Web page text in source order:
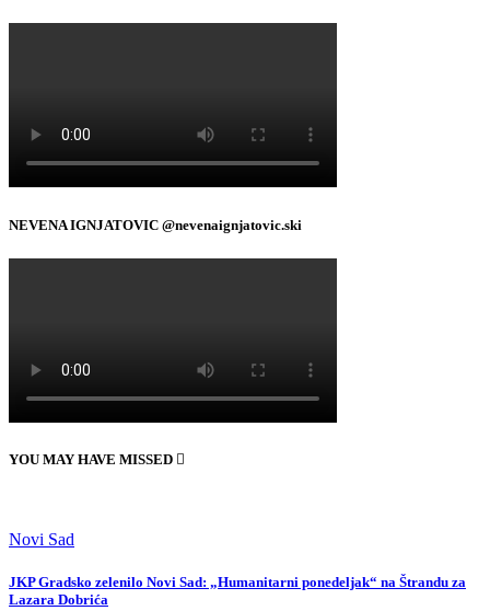
NEVENA IGNJATOVIC @nevenaignjatovic.ski
YOU MAY HAVE MISSED
Novi Sad
JKP Gradsko zelenilo Novi Sad: „Humanitarni ponedeljak“ na Štrandu za
Lazara Dobrića